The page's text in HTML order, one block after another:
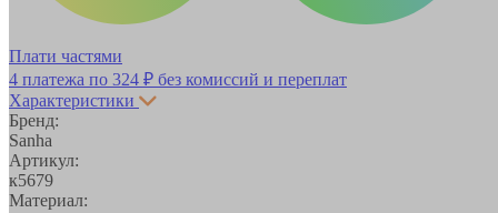
Плати частями
4 платежа по 324 ₽ без комиссий и переплат
Характеристики
Бренд:
Sanha
Артикул:
к5679
Материал: